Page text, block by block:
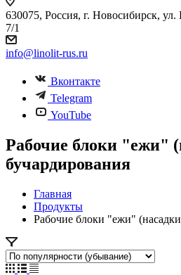
630075, Россия, г. Новосибирск,
7/1
info@linolit-rus.ru
Вконтакте
Telegram
YouTube
Рабочие блоки "ежи"
бучардирования
Главная
Продукты
Рабочие блоки "ежи"